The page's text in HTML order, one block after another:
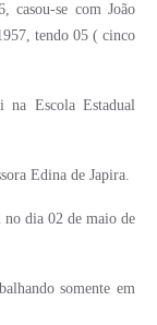
casou-se com João
tendo 05 ( cinco
Escola Estadual
Edina de Japira.
no dia 02 de maio de
somente em